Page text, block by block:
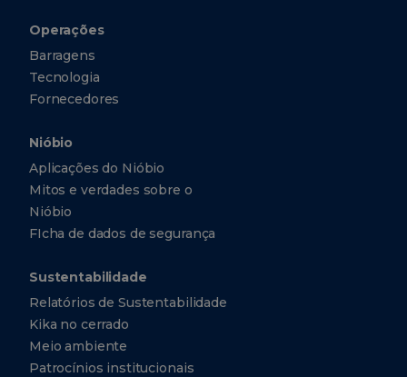
Operações
Barragens
Tecnologia
Fornecedores
Nióbio
Aplicações do Nióbio
Mitos e verdades sobre o
Nióbio
FIcha de dados de segurança
Sustentabilidade
Relatórios de Sustentabilidade
Kika no cerrado
Meio ambiente
Patrocínios institucionais